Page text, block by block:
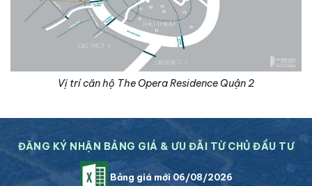
Vị trí căn hộ The Opera Residence Quận 2
ĐĂNG KÝ NHẬN BẢNG GIÁ & ƯU ĐÃI TỪ CHỦ ĐẦU TƯ
Bảng giá mới 06/08/2026